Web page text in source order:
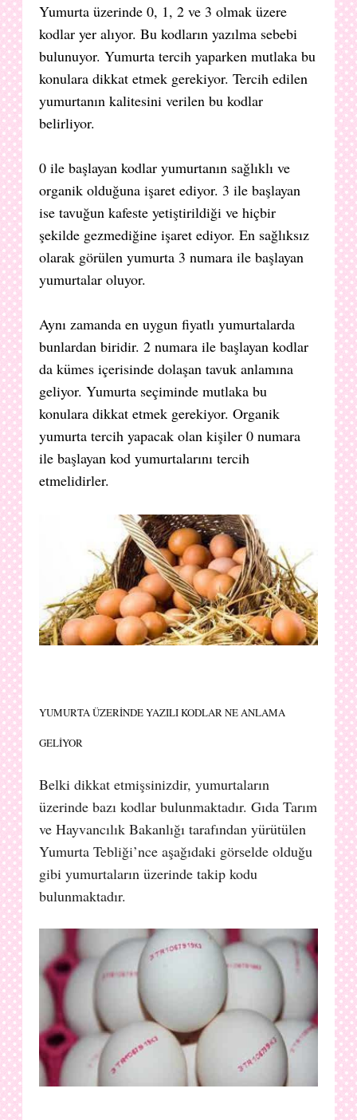
Yumurta üzerinde 0, 1, 2 ve 3 olmak üzere
kodlar yer alıyor. Bu kodların yazılma sebebi
bulunuyor. Yumurta tercih yaparken mutlaka bu
konulara dikkat etmek gerekiyor. Tercih edilen
yumurtanın kalitesini verilen bu kodlar
belirliyor.
0 ile başlayan kodlar yumurtanın sağlıklı ve
organik olduğuna işaret ediyor. 3 ile başlayan
ise tavuğun kafeste yetiştirildiği ve hiçbir
şekilde gezmediğine işaret ediyor. En sağlıksız
olarak görülen yumurta 3 numara ile başlayan
yumurtalar oluyor.
Aynı zamanda en uygun fiyatlı yumurtalarda
bunlardan biridir. 2 numara ile başlayan kodlar
da kümes içerisinde dolaşan tavuk anlamına
geliyor. Yumurta seçiminde mutlaka bu
konulara dikkat etmek gerekiyor. Organik
yumurta tercih yapacak olan kişiler 0 numara
ile başlayan kod yumurtalarını tercih
etmelidirler.
YUMURTA ÜZERİNDE YAZILI KODLAR NE ANLAMA
GELİYOR
Belki dikkat etmişsinizdir, yumurtaların
üzerinde bazı kodlar bulunmaktadır. Gıda Tarım
ve Hayvancılık Bakanlığı tarafından yürütülen
Yumurta Tebliği’nce aşağıdaki görselde olduğu
gibi yumurtaların üzerinde takip kodu
bulunmaktadır.